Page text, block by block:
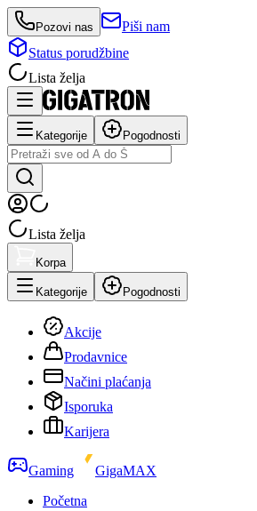
Pozovi nas
Piši nam
Status porudžbine
Lista želja
Kategorije Pogodnosti
Lista želja
Korpa
Kategorije Pogodnosti
Akcije
Prodavnice
Načini plaćanja
Isporuka
Karijera
Gaming
GigaMAX
Početna